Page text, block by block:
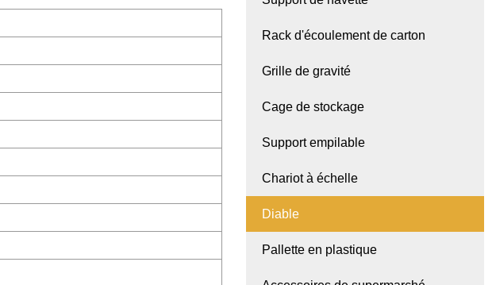
Rack d'écoulement de carton
Grille de gravité
Cage de stockage
Support empilable
Chariot à échelle
Diable
Pallette en plastique